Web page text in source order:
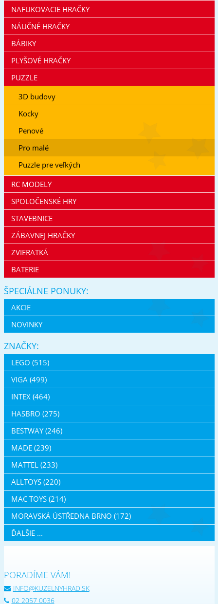
NAFUKOVACIE HRAČKY
NÁUČNÉ HRAČKY
BÁBIKY
PLYŠOVÉ HRAČKY
PUZZLE
3D budovy
Kocky
Penové
Pro malé
Puzzle pre veľkých
RC MODELY
SPOLOČENSKÉ HRY
STAVEBNICE
ZÁBAVNEJ HRAČKY
ZVIERATKÁ
BATERIE
ŠPECIÁLNE PONUKY:
AKCIE
NOVINKY
ZNAČKY:
LEGO (515)
VIGA (499)
INTEX (464)
HASBRO (275)
BESTWAY (246)
MADE (239)
MATTEL (233)
ALLTOYS (220)
MAC TOYS (214)
MORAVSKÁ ÚSTŘEDNA BRNO (172)
ĎALŠIE ...
PORADÍME VÁM!
INFO@KUZELNYHRAD.SK
02 2057 0036